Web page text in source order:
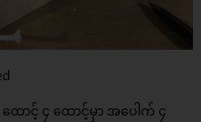
ထောင့် ၄ ထောင့်မှာ အပေါက် ၄